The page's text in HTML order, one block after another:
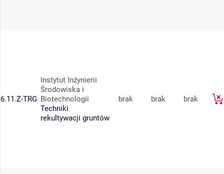
6.11.Z-TRG
Instytut Inżynierii
Środowiska i
Biotechnologii
Techniki
rekultywacji gruntów
brak brak brak